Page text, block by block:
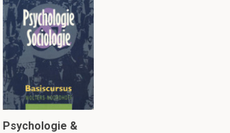
Psychologie &